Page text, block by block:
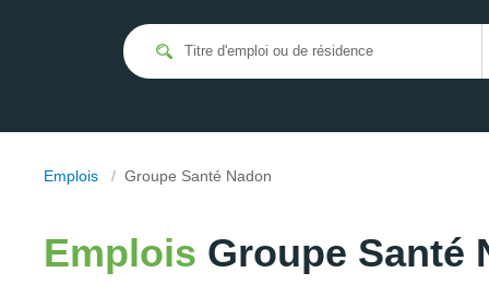
Emplois / Groupe Santé Nadon
Emplois Groupe Santé